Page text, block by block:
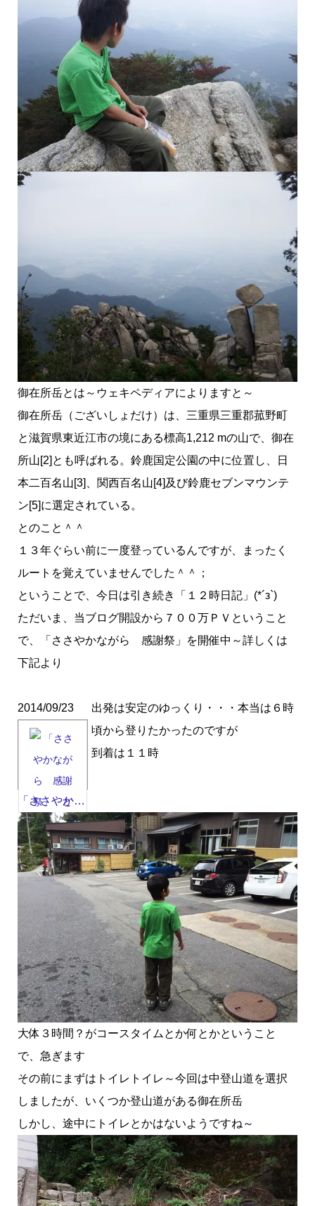
御在所岳とは～ウェキペディアによりますと～
御在所岳（ございしょだけ）は、三重県三重郡菰野町
と滋賀県東近江市の境にある標高1,212 mの山で、御在
所山[2]とも呼ばれる。鈴鹿国定公園の中に位置し、日
本二百名山[3]、関西百名山[4]及び鈴鹿セブンマウンテ
ン[5]に選定されている。
とのこと＾＾
１３年ぐらい前に一度登っているんですが、まったく
ルートを覚えていませんでした＾＾；
ということで、今日は引き続き「１２時日記」(*´з`)
ただいま、当ブログ開設から７００万ＰＶということ
で、「ささやかながら 感謝祭」を開催中～詳しくは
下記より
2014/09/23
「ささやか…
出発は安定のゆっくり・・・本当は６時
頃から登りたかったのですが
到着は１１時
大体３時間？がコースタイムとか何とかということ
で、急ぎます
その前にまずはトイレトイレ～今回は中登山道を選択
しましたが、いくつか登山道がある御在所岳
しかし、途中にトイレとかはないようですね～